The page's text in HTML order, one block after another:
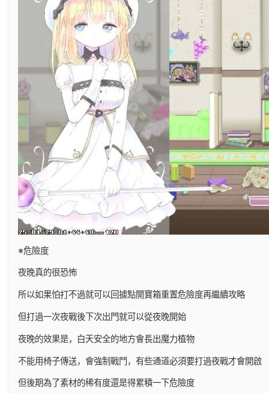
※危險度
夜晚真的很恐怖
所以如果怕打不過就可以回據點開寶箱重置危險度再繼續攻略
但打過一次夜戰後下次出門就可以從夜晚開始
夜晚的效果是，白天安全的地方會長出魔力植物
不能用椅子傳送，會強制戰鬥，有些通道必須要打過夜戰才會開啟
但後期為了素材的稀有度還是得累積一下危險度